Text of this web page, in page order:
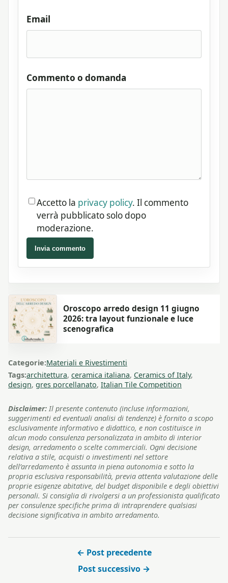
Email
Commento o domanda
Accetto la privacy policy. Il commento
verrà pubblicato solo dopo
moderazione.
Invia commento
Oroscopo arredo design 11 giugno
2026: tra layout funzionale e luce
scenografica
Categorie:Materiali e Rivestimenti
Tags:architettura, ceramica italiana, Ceramics of Italy,
design, gres porcellanato, Italian Tile Competition
Disclaimer: Il presente contenuto (incluse informazioni,
suggerimenti ed eventuali analisi di tendenze) è fornito a scopo
esclusivamente informativo e didattico, e non costituisce in
alcun modo consulenza personalizzata in ambito di interior
design, arredamento o scelte commerciali. Ogni decisione
relativa a stile, acquisti o investimenti nel settore
dell’arredamento è assunta in piena autonomia e sotto la
propria esclusiva responsabilità, previa attenta valutazione delle
proprie esigenze abitative, del budget disponibile e degli obiettivi
personali. Si consiglia di rivolgersi a un professionista qualificato
per consulenze specifiche prima di intraprendere qualsiasi
decisione significativa in ambito arredamento.
← Post precedente
Post successivo →